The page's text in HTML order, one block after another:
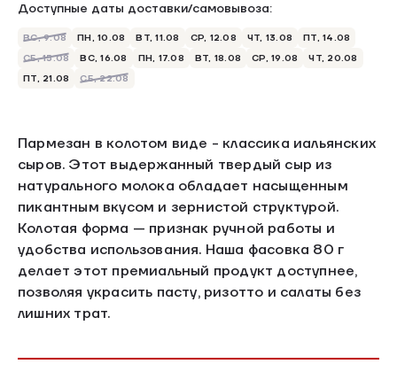
Доступные даты доставки/самовывоза:
ВС, 9.08 ПН, 10.08 ВТ, 11.08 СР, 12.08 ЧТ, 13.08
ПТ, 14.08
СБ, 15.08
ВС, 16.08 ПН, 17.08 ВТ, 18.08 СР, 19.08
ЧТ, 20.08
ПТ, 21.08
СБ, 22.08
Пармезан в колотом виде - классика иальянских
сыров. Этот выдержанный твердый сыр из
натурального молока обладает насыщенным
пикантным вкусом и зернистой структурой.
Колотая форма — признак ручной работы и
удобства использования. Наша фасовка 80 г
делает этот премиальный продукт доступнее,
позволяя украсить пасту, ризотто и салаты без
лишних трат.